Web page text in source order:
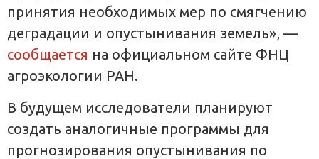
принятия необходимых мер по смягчению
деградации и опустынивания земель», —
сообщается на официальном сайте ФНЦ
агроэкологии РАН.
В будущем исследователи планируют
создать аналогичные программы для
прогнозирования опустынивания по